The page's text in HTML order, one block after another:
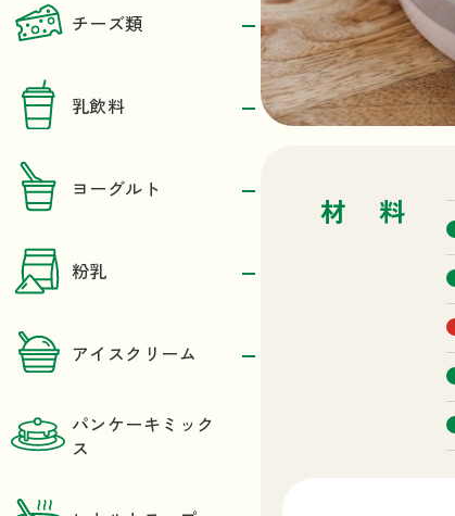
チーズ類
乳飲料
ヨーグルト
粉乳
アイスクリーム
パンケーキミック
ス
材料